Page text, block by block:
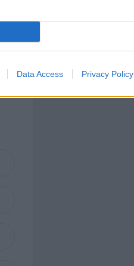
Data Access Privacy Policy